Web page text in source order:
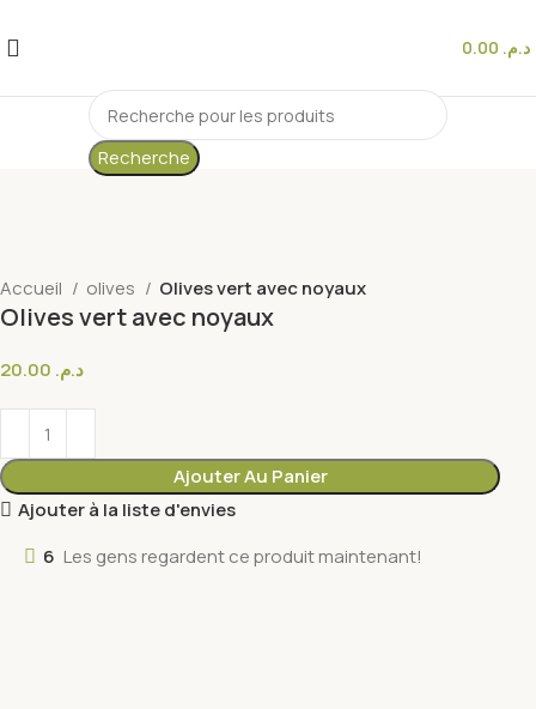
د.م.
Recherche
Accueil olives Olives vert avec noyaux
Olives vert avec noyaux
د.م.
Ajouter Au Panier
Ajouter à la liste d'envies
6 Les gens regardent ce produit maintenant!